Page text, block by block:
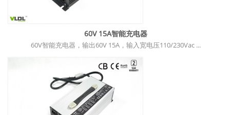
60V 15A智能充电器
60V智能充电器，输出60V 15A，输入宽电压110/230Vac ...